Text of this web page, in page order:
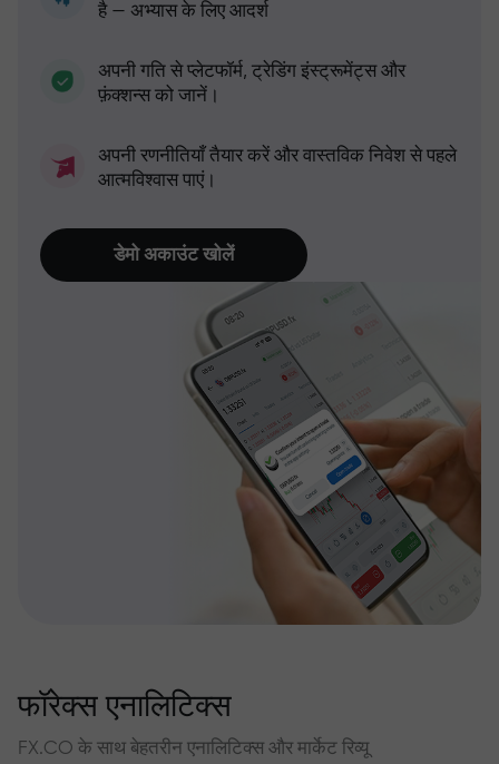
है — अभ्यास के लिए आदर्श
अपनी गति से प्लेटफॉर्म, ट्रेडिंग इंस्ट्रूमेंट्स और
फ़ंक्शन्स को जानें।
अपनी रणनीतियाँ तैयार करें और वास्तविक निवेश से पहले
आत्मविश्वास पाएं।
डेमो अकाउंट खोलें
फॉरेक्स एनालिटिक्स
FX.CO के साथ बेहतरीन एनालिटिक्स और मार्केट रिव्यू